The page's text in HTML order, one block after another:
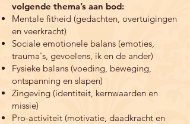
volgende thema’s aan bod:
Mentale fitheid (gedachten, overtuigingen
en veerkracht)
Sociale emotionele balans (emoties,
trauma's, gevoelens, ik en de ander)
Fysieke balans (voeding, beweging,
ontspanning en slapen)
Zingeving (identiteit, kernwaarden en
missie)
Pro-activiteit (motivatie, daadkracht en